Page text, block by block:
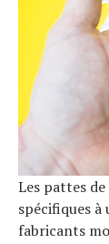
Les pattes
spécifiques à
fabricants